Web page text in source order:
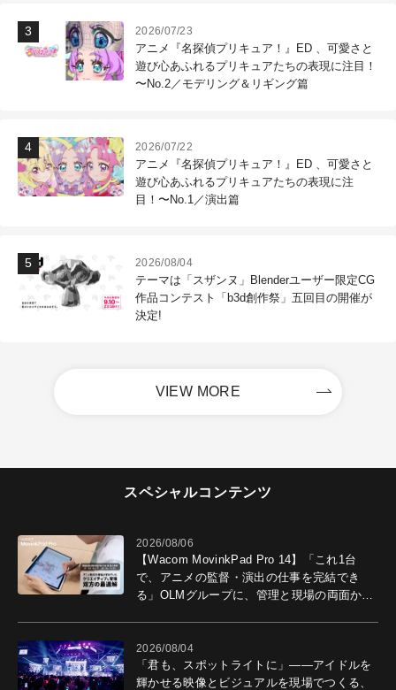
2026/07/23
アニメ『名探偵プリキュア！』ED 、可愛さと
遊び心あふれるプリキュアたちの表現に注目！
〜No.2／モデリング＆リギング篇
2026/07/22
アニメ『名探偵プリキュア！』ED 、可愛さと
遊び心あふれるプリキュアたちの表現に注
目！〜No.1／演出篇
2026/08/04
テーマは「スザンヌ」Blenderユーザー限定CG
作品コンテスト「b3d創作祭」五回目の開催が
決定!
VIEW MORE
スペシャルコンテンツ
2026/08/06
【Wacom MovinkPad Pro 14】「これ1台
で、アニメの監督・演出の仕事を完結でき
る」OLMグループに、管理と現場の両面から
2026/08/04
「君も、スポットライトに」――アイドルを
輝かせる映像とビジュアルを現場でつくる、